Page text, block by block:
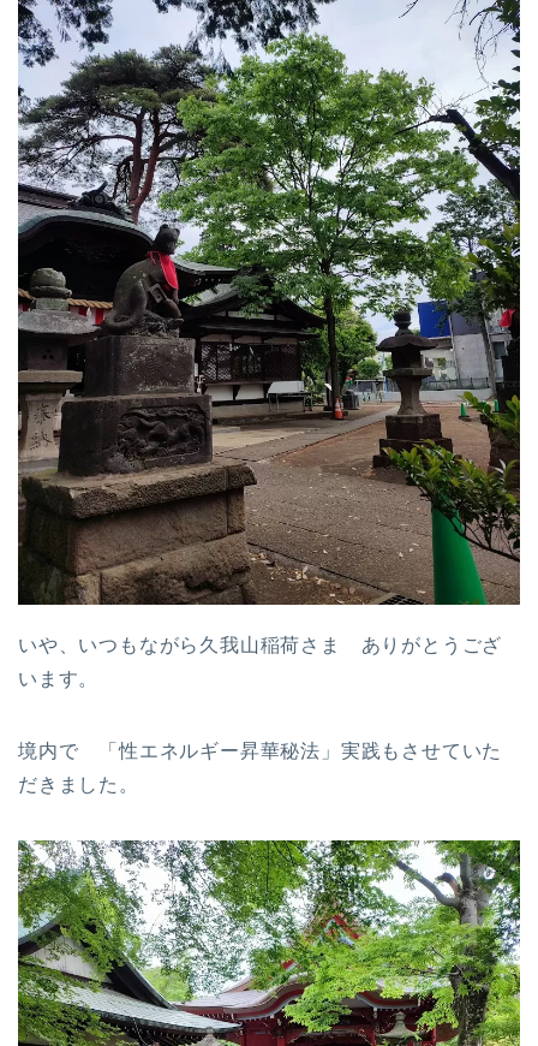
いや、いつもながら久我山稲荷さま ありがとうござ
います。
境内で 「性エネルギー昇華秘法」実践もさせていた
だきました。